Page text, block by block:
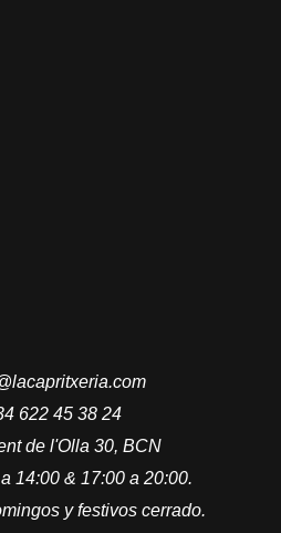
622 45 38 24
de l'Olla 30, BCN
14:00 & 17:00 a 20:00.
y festivos cerrado.